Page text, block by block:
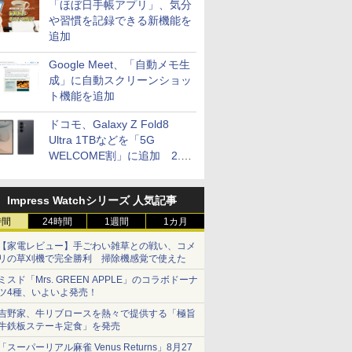
「ほぼ日手帳アプリ」、気分
や習慣を記録できる新機能を
追加
Google Meet、「自動メモ生
成」に自動スクリーンショッ
ト機能を追加
ドコモ、Galaxy Z Fold8
Ultra 1TBなどを「5G
WELCOME割」に追加 2.2
Impress Watchシリーズ 人気記事
24時間 1週間 1カ月
家電レビュー】手ごわい雑草との戦い、コメ
の草刈機で完全勝利 掃除機感覚で使えた
スド「Mrs. GREEN APPLE」のコラボドーナ
4種、いよいよ発売！
野家、牛リブロースを熱々で提供する「極旨
鉄板ステーキ定食」を発売
スーパーリアル麻雀 Venus Returns」8月27